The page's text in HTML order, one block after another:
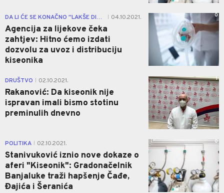
DA LI ĆE SE KONAČNO ''LAKŠE DISATI'' 04.10.2021.
Agencija za lijekove čeka
zahtjev: Hitno ćemo izdati
dozvolu za uvoz i distribuciju
kiseonika
0
DRUŠTVO 02.10.2021.
Rakanović: Da kiseonik nije
ispravan imali bismo stotinu
preminulih dnevno
1
POLITIKA 02.10.2021.
Stanivuković iznio nove dokaze o
aferi "Kiseonik": Gradonačelnik
Banjaluke traži hapšenje Čađe,
Đajića i Šeranića
0